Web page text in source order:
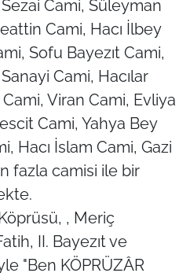
Cami, Süleyman
Cami, Hacı İlbey
Sofu Bayezıt Cami,
Cami, Hacılar
Cami, Viran Cami, Evliya
Cami, Yahya Bey
Hacı İslam Cami, Gazi
fazla camisi ile bir
, Meriç
II. Bayezıt ve
"Ben KÖPRÜZÂR